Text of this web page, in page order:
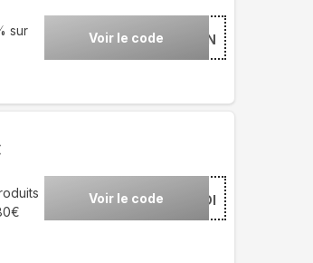
sur
Voir le code***ENTIN
Voir le code ***DI